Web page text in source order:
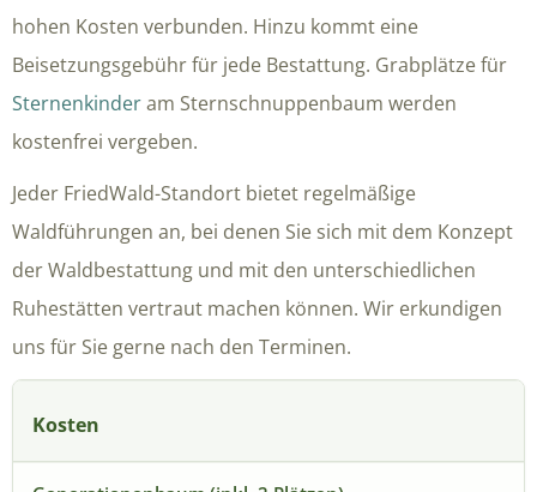
hohen Kosten verbunden. Hinzu kommt eine
Beisetzungsgebühr für jede Bestattung. Grabplätze für
Sternenkinderam Sternschnuppenbaum werden
kostenfrei vergeben.
Jeder FriedWald-Standort bietet regelmäßige
Waldführungen an, bei denen Sie sich mit dem Konzept
der Waldbestattung und mit den unterschiedlichen
Ruhestätten vertraut machen können. Wir erkundigen
uns für Sie gerne nach den Terminen.
Kosten